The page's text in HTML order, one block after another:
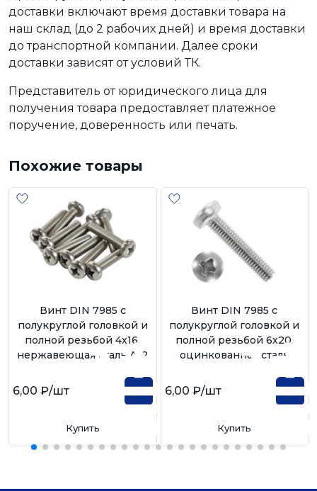
доставки включают время доставки товара на
наш склад (до 2 рабочих дней) и время доставки
до транспортной компании. Далее сроки
доставки зависят от условий ТК.
Представитель от юридического лица для
получения товара предоставляет платежное
поручение, доверенность или печать.
Похожие товары
Винт DIN 7985 с
полукруглой головкой и
полной резьбой 4х16,
нержавеющая сталь А-2
6,00 ₽/шт
Купить
Винт DIN 7985 с
полукруглой головкой и
полной резьбой 6х20,
оцинкованная сталь
6,00 ₽/шт
Купить